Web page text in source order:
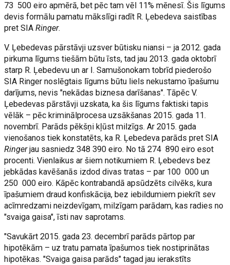
73 500 eiro apmērā, bet pēc tam vēl 11% mēnesī. Šis līgums
devis formālu pamatu mākslīgi radīt R. Ļebedeva saistības
pret SIARinger.
V. Ļebedevas pārstāvji uzsver būtisku niansi – ja 2012. gada
pirkuma līgums tiešām būtu īsts, tad jau 2013. gada oktobrī
starp R. Ļebedevu un ar I. Samušonokam tobrīd piederošo
SIA Ringer noslēgtais līgums būtu liels nekustamo īpašumu
darījums, nevis "nekādas biznesa darīšanas". Tāpēc V.
Ļebedevas pārstāvji uzskata, ka šis līgums faktiski tapis
vēlāk – pēc kriminālprocesa uzsākšanas 2015. gada 11.
novembrī. Parāds pēkšņi kļūst milzīgs. Ar 2015. gada
vienošanos tiek konstatēts, ka R. Ļebedeva parāds pret SIA
Ringerjau sasniedz 348 390 eiro. No tā 274 890 eiro esot
procenti. Vienlaikus ar šiem notikumiem R. Ļebedevs bez
jebkādas kavēšanās izdod divas tratas – par 100 000 un
250 000 eiro. Kāpēc kontrabandā apsūdzēts cilvēks, kura
īpašumiem draud konfiskācija, bez iebildumiem piekrīt sev
acīmredzami neizdevīgam, milzīgam parādam, kas radies no
"svaiga gaisa", īsti nav saprotams.
"Savukārt 2015. gada 23. decembrī parāds pārtop par
hipotēkām – uz tratu pamata īpašumos tiek nostiprinātas
hipotēkas. "Svaiga gaisa parāds" tagad jau ierakstīts